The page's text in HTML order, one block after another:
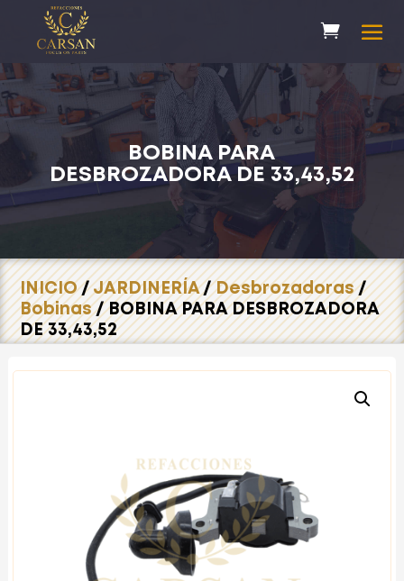
BOBINA PARA
DESBROZADORA DE 33,43,52
INICIO/JARDINERÍA/Desbrozadoras/
Bobinas/ BOBINA PARA DESBROZADORA
DE 33,43,52